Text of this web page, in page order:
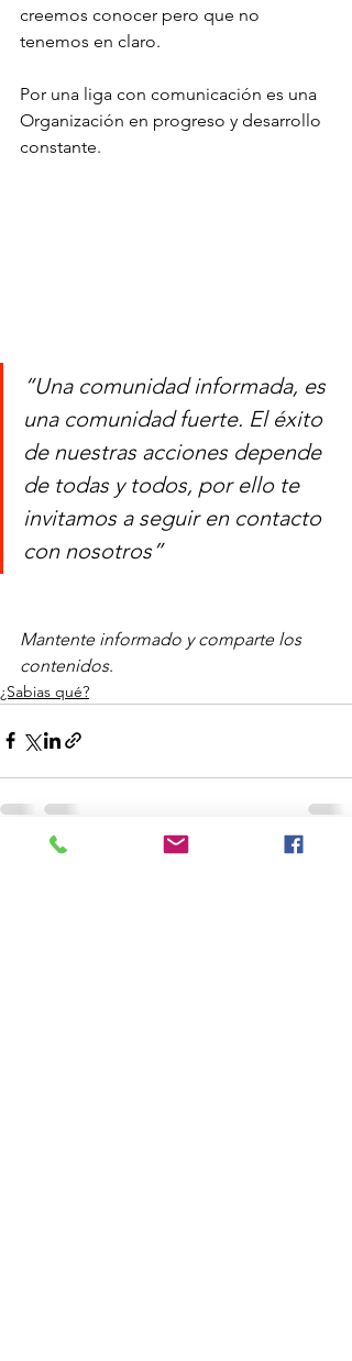
creemos conocer pero que no
tenemos en claro.
Por una liga con comunicación es una
Organización en progreso y desarrollo
constante.
“Una comunidad informada, es
una comunidad fuerte. El éxito
de nuestras acciones depende
de todas y todos, por ello te
invitamos a seguir en contacto
con nosotros”
Mantente informado y comparte los
contenidos.
¿Sabias qué?